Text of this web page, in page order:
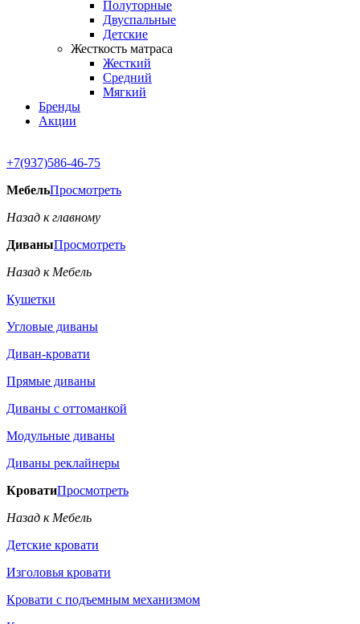
Полуторные
Двуспальные
Детские
Жесткость матраса
Жесткий
Средний
Мягкий
Бренды
Акции
+7(937)586-46-75
МебельПросмотреть
Назад к главному
ДиваныПросмотреть
Назад к Мебель
Кушетки
Угловые диваны
Диван-кровати
Прямые диваны
Диваны с оттоманкой
Модульные диваны
Диваны реклайнеры
КроватиПросмотреть
Назад к Мебель
Детские кровати
Изголовья кровати
Кровати с подъемным механизмом